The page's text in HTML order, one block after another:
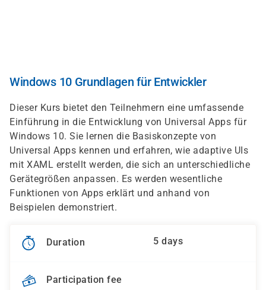
Windows 10 Grundlagen für Entwickler
Dieser Kurs bietet den Teilnehmern eine umfassende
Einführung in die Entwicklung von Universal Apps für
Windows 10. Sie lernen die Basiskonzepte von
Universal Apps kennen und erfahren, wie adaptive UIs
mit XAML erstellt werden, die sich an unterschiedliche
Gerätegrößen anpassen. Es werden wesentliche
Funktionen von Apps erklärt und anhand von
Beispielen demonstriert.
Duration 5 days
Participation fee